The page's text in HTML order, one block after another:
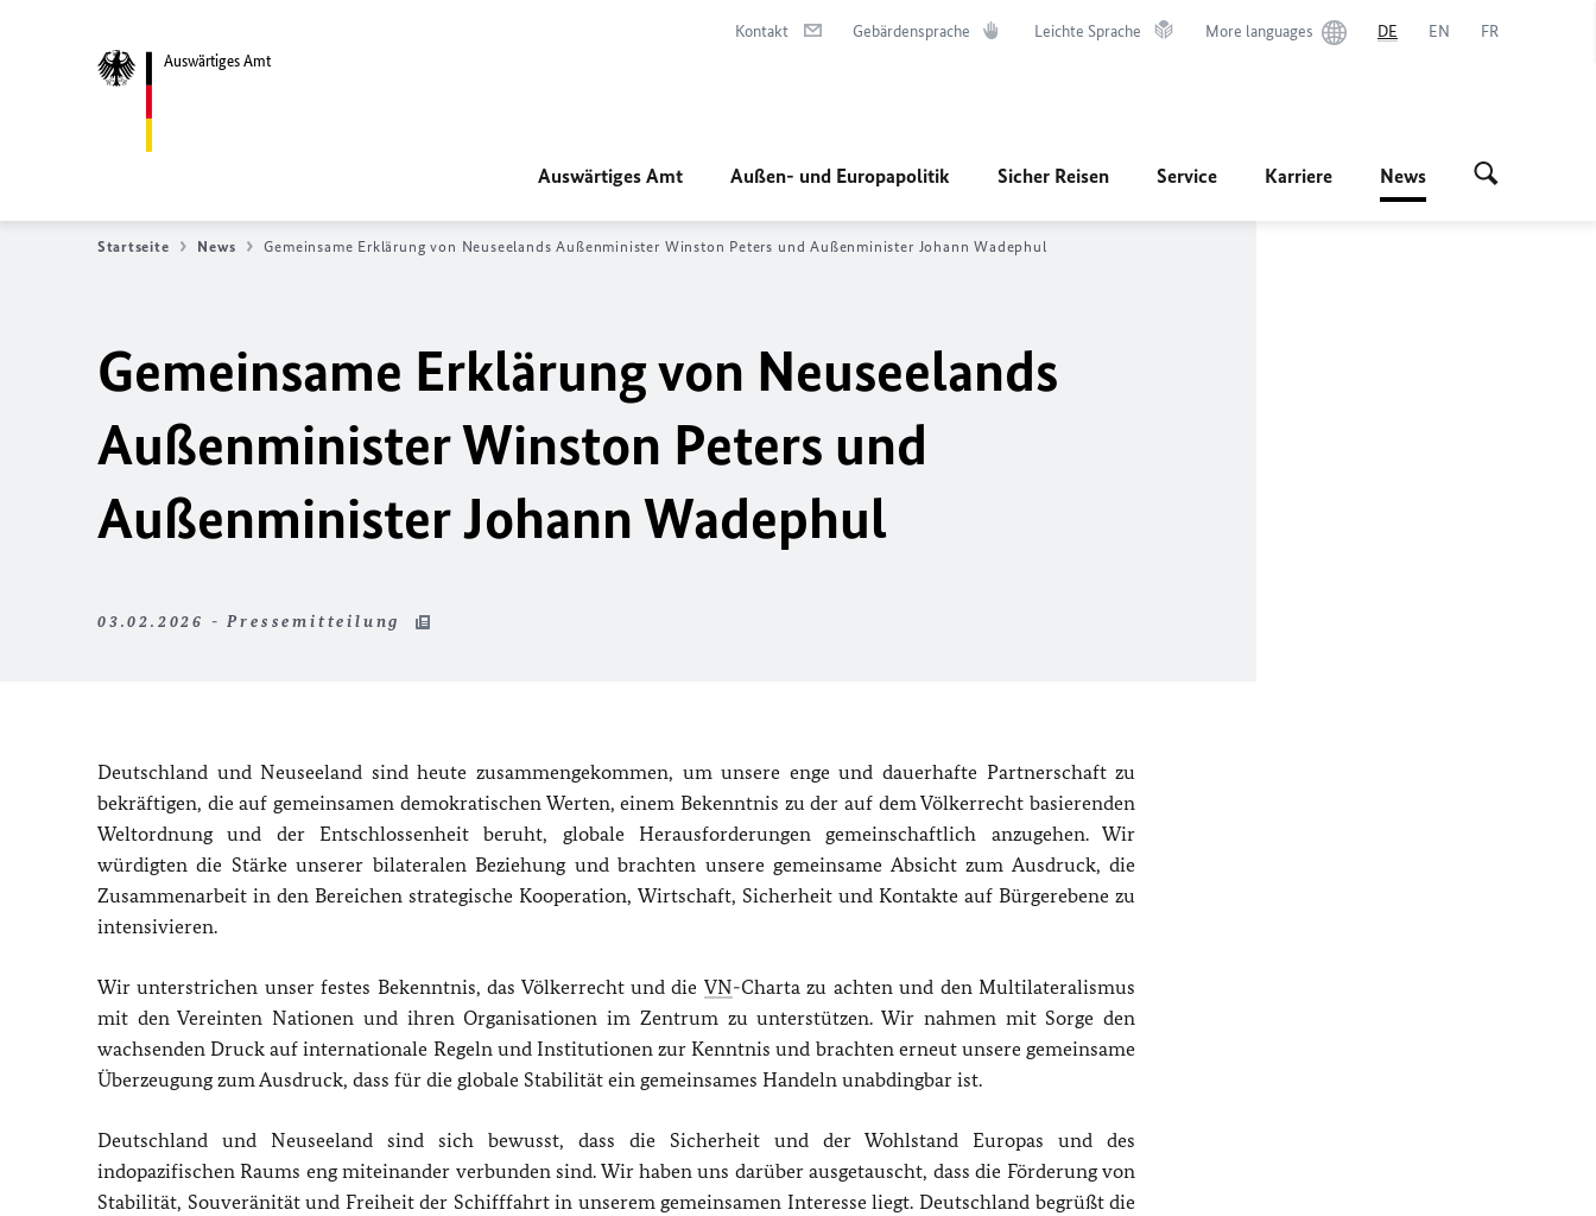
Auswärtiges Amt
Kontakt Gebärdensprache Leichte Sprache More languages DE EN FR
Auswärtiges Amt Außen- und Europapolitik Sicher Reisen Service Karriere News
Startseite News Gemeinsame Erklärung von Neuseelands Außenminister Winston Peters und Außenminister Johann Wadephul
Gemeinsame Erklärung von Neuseelands
Außenminister Winston Peters und
Außenminister Johann Wadephul
03.02.2026 - Pressemitteilung
Deutschland und Neuseeland sind heute zusammengekommen, um unsere enge und dauerhafte Partnerschaft zu
bekräftigen, die auf gemeinsamen demokratischen Werten, einem Bekenntnis zu der auf dem Völkerrecht basierenden
Weltordnung und der Entschlossenheit beruht, globale Herausforderungen gemeinschaftlich anzugehen. Wir
würdigten die Stärke unserer bilateralen Beziehung und brachten unsere gemeinsame Absicht zum Ausdruck, die
Zusammenarbeit in den Bereichen strategische Kooperation, Wirtschaft, Sicherheit und Kontakte auf Bürgerebene zu
intensivieren.
Wir unterstrichen unser festes Bekenntnis, das Völkerrecht und die VN-Charta zu achten und den Multilateralismus
mit den Vereinten Nationen und ihren Organisationen im Zentrum zu unterstützen. Wir nahmen mit Sorge den
wachsenden Druck auf internationale Regeln und Institutionen zur Kenntnis und brachten erneut unsere gemeinsame
Überzeugung zum Ausdruck, dass für die globale Stabilität ein gemeinsames Handeln unabdingbar ist.
Deutschland und Neuseeland sind sich bewusst, dass die Sicherheit und der Wohlstand Europas und des
indopazifischen Raums eng miteinander verbunden sind. Wir haben uns darüber ausgetauscht, dass die Förderung von
Stabilität, Souveränität und Freiheit der Schifffahrt in unserem gemeinsamen Interesse liegt. Deutschland begrüßt die